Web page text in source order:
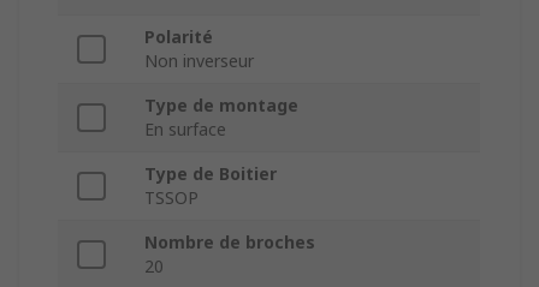
Polarité
Non inverseur
Type de montage
En surface
Type de Boitier
TSSOP
Nombre de broches
20